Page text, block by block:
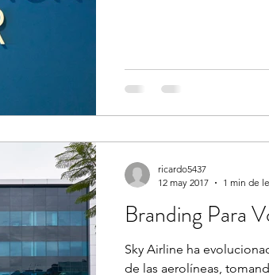
Branding
Sky Airline ha
de las aerolíneas,
ricardo5437
12 may 2017
1 min de